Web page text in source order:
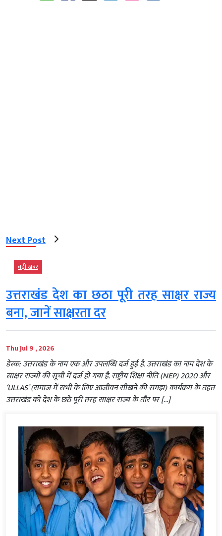
Next Post
बड़ी खबर
उत्तराखंड देश का छठा पूरी तरह साक्षर राज्य
बना, जानें साक्षरता दर
Thu Jul 9 , 2026
डेस्क: उत्तराखंड के नाम एक और उपलब्धि दर्ज हुई है. उत्तराखंड का नाम देश के
साक्षर राज्यों की सूची में दर्ज हो गया है. राष्ट्रीय शिक्षा नीति (NEP) 2020 और
‘ULLAS’ (समाज में सभी के लिए आजीवन सीखने की समझ) कार्यक्रम के तहत
उत्तराखंड को देश के छठे पूरी तरह साक्षर राज्य के तौर पर […]